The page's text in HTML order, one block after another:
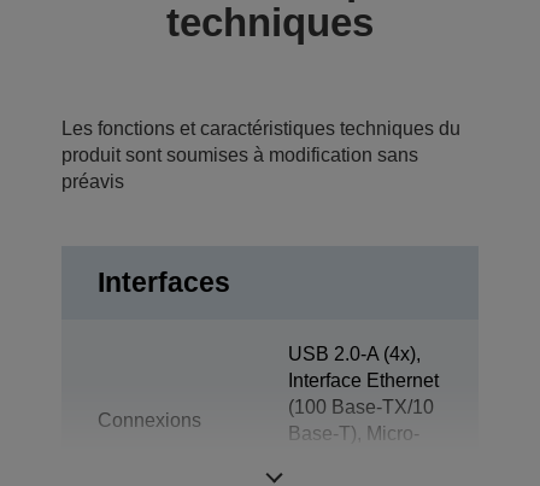
techniques
Les fonctions et caractéristiques techniques du
produit sont soumises à modification sans
préavis
Interfaces
Connexions
USB 2.0-A (4x),
Interface Ethernet
(100 Base-TX/10
Base-T), Micro-